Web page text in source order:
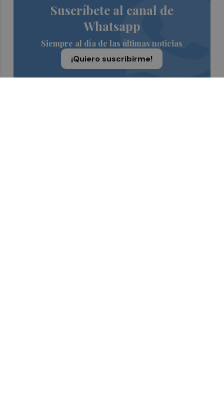
Suscríbete al canal de
Whatsapp
Siempre al día de las últimas noticias
¡Quiero suscribirme!